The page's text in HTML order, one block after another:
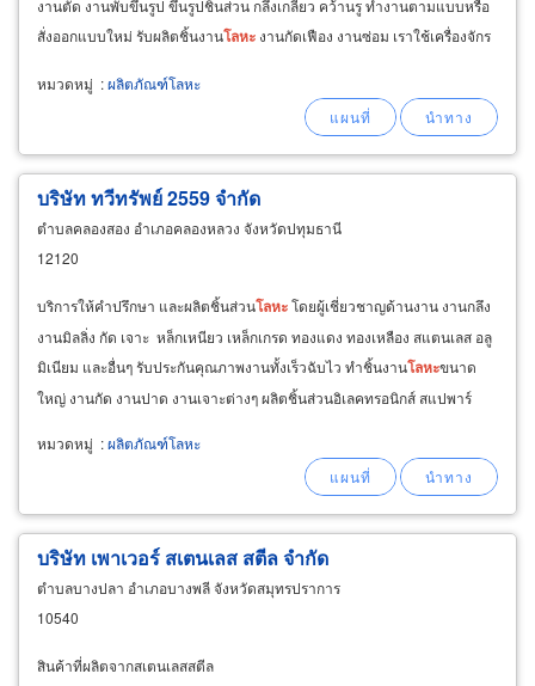
งานตัด งานพับขึ้นรูป ขึ้นรูปชิ้นส่วน กลึงเกลียว คว้านรู ทำงานตามแบบหรือ
สั่งออกแบบใหม่ รับผลิตชิ้นงานโลหะ งานกัดเฟือง งานซ่อม เราใช้เครื่องจักร
หมวดหมู่ :ผลิตภัณฑ์โลหะ
บริษัท ทวีทรัพย์ 2559 จำกัด
ตำบลคลองสอง อำเภอคลองหลวง จังหวัดปทุมธานี
12120
บริการให้คำปรึกษา และผลิตชิ้นส่วนโลหะโดยผู้เชี่ยวชาญด้านงาน งานกลึง
งานมิลลิ่ง กัด เจาะ หล็กเหนียว เหล็กเกรด ทองแดง ทองเหลือง สแตนเลส อลู
มิเนียม และอื่นๆ รับประกันคุณภาพงานทั้งเร็วฉับไว ทำชิ้นงานโลหะขนาด
ใหญ่ งานกัด งานปาด งานเจาะต่างๆ ผลิตชิ้นส่วนอิเลคทรอนิกส์ สแปพาร์
หมวดหมู่ :ผลิตภัณฑ์โลหะ
บริษัท เพาเวอร์ สเตนเลส สตีล จำกัด
ตำบลบางปลา อำเภอบางพลี จังหวัดสมุทรปราการ
10540
สินค้าที่ผลิตจากสเตนเลสสตีล